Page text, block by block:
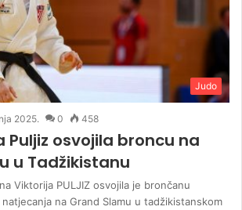
Judo
2025. 0 458
Puljiz osvojila broncu na
u Tadžikistanu
Viktorija PULJIZ osvojila je brončanu
na Grand Slamu u tadžikistanskom